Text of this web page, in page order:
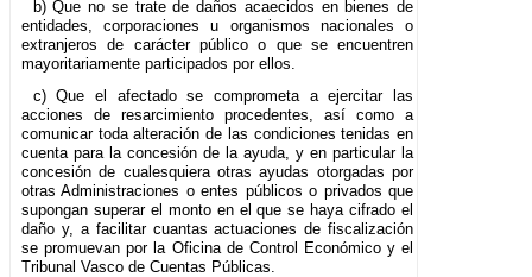
b) Que no se trate de daños acaecidos en bienes de
entidades, corporaciones u organismos nacionales o
extranjeros de carácter público o que se encuentren
mayoritariamente participados por ellos.
c) Que el afectado se comprometa a ejercitar las
acciones de resarcimiento procedentes, así como a
comunicar toda alteración de las condiciones tenidas en
cuenta para la concesión de la ayuda, y en particular la
concesión de cualesquiera otras ayudas otorgadas por
otras Administraciones o entes públicos o privados que
supongan superar el monto en el que se haya cifrado el
daño y, a facilitar cuantas actuaciones de fiscalización
se promuevan por la Oficina de Control Económico y el
Tribunal Vasco de Cuentas Públicas.